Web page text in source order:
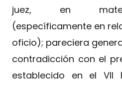
juez, en
(específicamente en
oficio); pareciera
contradicción con el
establecido en el VII